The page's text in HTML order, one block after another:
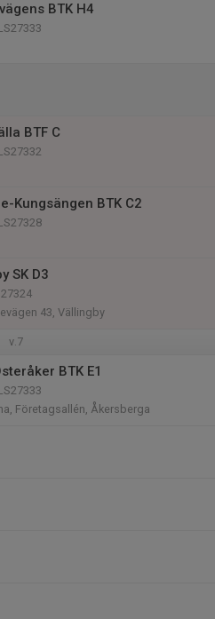
BTK H4
BTF C
Kungsängen BTK C2
SK D3
43, Vällingby
v.7
BTK E1
Företagsallén, Åkersberga